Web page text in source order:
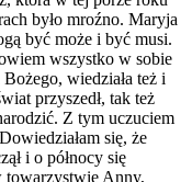
było mroźno. Maryja
być może i być musi.
wszystko w sobie
Bożego, wiedziała też i
przyszedł, tak też
Z tym uczuciem
się, że
i o północy się
towarzystwie Anny,